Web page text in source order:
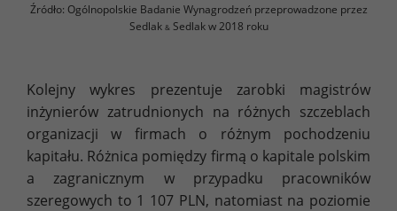
Źródło: Ogólnopolskie Badanie Wynagrodzeń przeprowadzone przez
Sedlak &Sedlak w 2018 roku
Kolejny wykres prezentuje zarobki magistrów
inżynierów zatrudnionych na różnych szczeblach
organizacji w firmach o różnym pochodzeniu
kapitału. Różnica pomiędzy firmą o kapitale polskim
a zagranicznym w przypadku pracowników
szeregowych to 1 107 PLN, natomiast na poziomie